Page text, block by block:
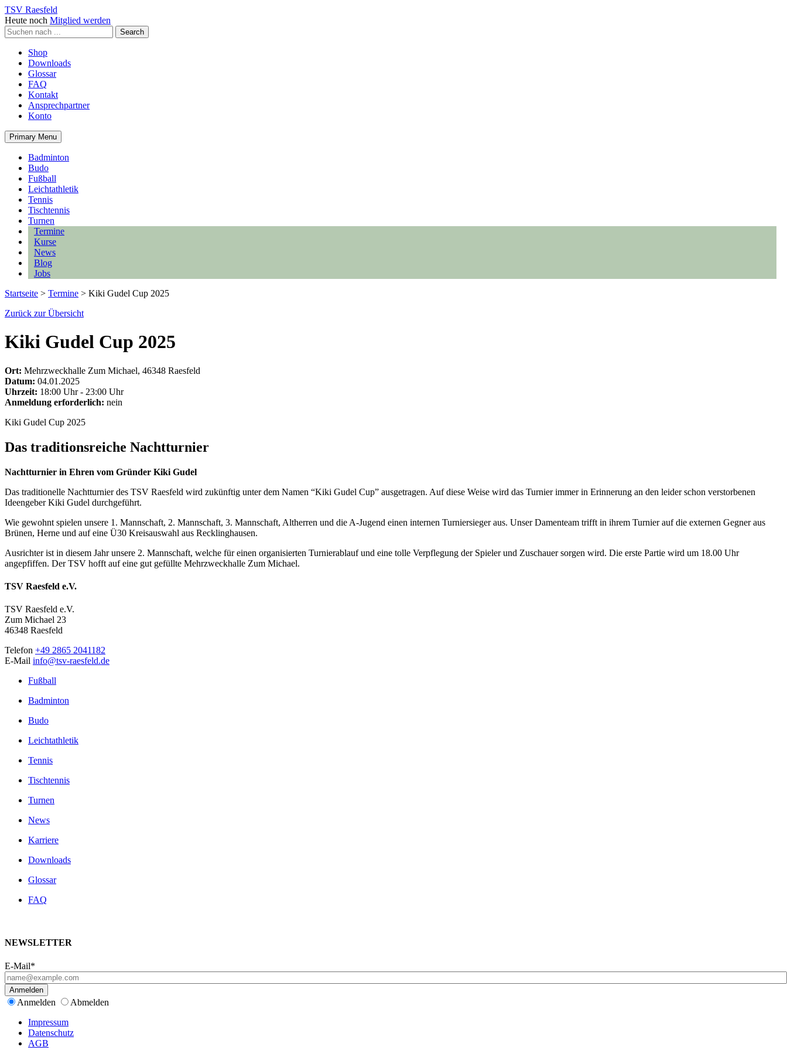
TSV Raesfeld
Heute noch Mitglied werden
Shop
Downloads
Glossar
FAQ
Kontakt
Ansprechpartner
Konto
Primary Menu
Badminton
Budo
Fußball
Leichtathletik
Tennis
Tischtennis
Turnen
Termine
Kurse
News
Blog
Jobs
Startseite > Termine > Kiki Gudel Cup 2025
Zurück zur Übersicht
Kiki Gudel Cup 2025
Ort: Mehrzweckhalle Zum Michael, 46348 Raesfeld
Datum: 04.01.2025
Uhrzeit: 18:00 Uhr - 23:00 Uhr
Anmeldung erforderlich: nein
Kiki Gudel Cup 2025
Das traditionsreiche Nachtturnier
Nachtturnier in Ehren vom Gründer Kiki Gudel
Das traditionelle Nachtturnier des TSV Raesfeld wird zukünftig unter dem Namen “Kiki Gudel Cup” ausgetragen. Auf diese Weise wird das Turnier immer in Erinnerung an den leider schon verstorbenen
Ideengeber Kiki Gudel durchgeführt.
Wie gewohnt spielen unsere 1. Mannschaft, 2. Mannschaft, 3. Mannschaft, Altherren und die A-Jugend einen internen Turniersieger aus. Unser Damenteam trifft in ihrem Turnier auf die externen Gegner aus
Brünen, Herne und auf eine Ü30 Kreisauswahl aus Recklinghausen.
Ausrichter ist in diesem Jahr unsere 2. Mannschaft, welche für einen organisierten Turnierablauf und eine tolle Verpflegung der Spieler und Zuschauer sorgen wird. Die erste Partie wird um 18.00 Uhr
angepfiffen. Der TSV hofft auf eine gut gefüllte Mehrzweckhalle Zum Michael.
TSV Raesfeld e.V.
TSV Raesfeld e.V.
Zum Michael 23
46348 Raesfeld
Telefon +49 2865 2041182
E-Mail info@tsv-raesfeld.de
Fußball
Badminton
Budo
Leichtathletik
Tennis
Tischtennis
Turnen
News
Karriere
Downloads
Glossar
FAQ
NEWSLETTER
E-Mail*
Anmelden
Anmelden
Abmelden
Impressum
Datenschutz
AGB